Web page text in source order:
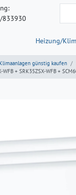
833930
Heizung/
Klimaanlagen günstig kaufen
+ SRK35ZSX-WFB +